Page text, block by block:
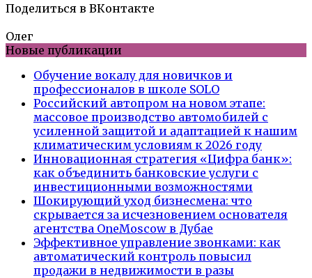
Поделиться в ВКонтакте
Олег
Новые публикации
Обучение вокалу для новичков и
профессионалов в школе SOLO
Российский автопром на новом этапе:
массовое производство автомобилей с
усиленной защитой и адаптацией к нашим
климатическим условиям к 2026 году
Инновационная стратегия «Цифра банк»:
как объединить банковские услуги с
инвестиционными возможностями
Шокирующий уход бизнесмена: что
скрывается за исчезновением основателя
агентства OneMoscow в Дубае
Эффективное управление звонками: как
автоматический контроль повысил
продажи в недвижимости в разы